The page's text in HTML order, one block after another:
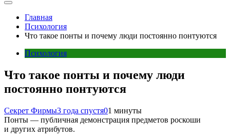
Главная
Психология
Что такое понты и почему люди постоянно понтуются
Психология
Что такое понты и почему люди
постоянно понтуются
Секрет Фирмы3 года спустя01 минуты
Понты — публичная демонстрация предметов роскоши
и других атрибутов.